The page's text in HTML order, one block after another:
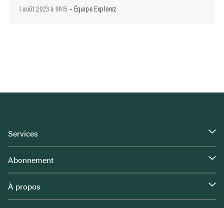
1 août 2023 à 9h15 - Équipe Explorez
Services
Abonnement
À propos